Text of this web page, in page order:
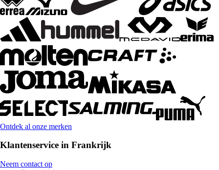
Ontdek al onze merken
Klantenservice in Frankrijk
Neem contact op